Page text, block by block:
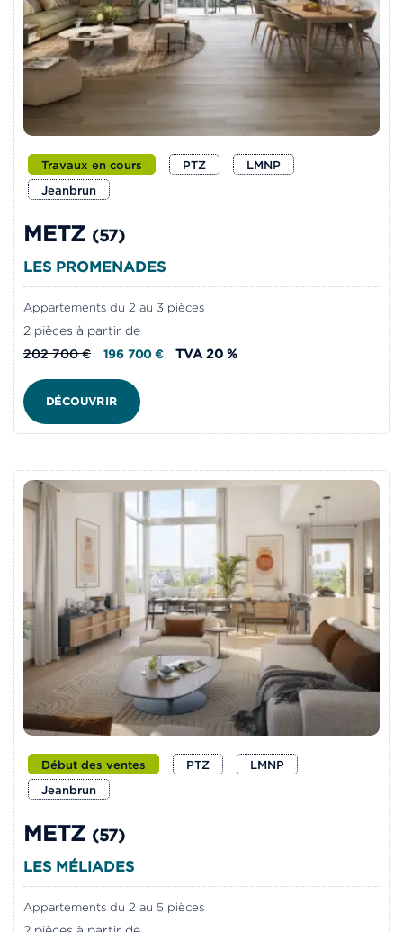
Travaux en cours PTZ
LMNP
Jeanbrun
METZ (57)
LES PROMENADES
Appartements du 2 au 3 pièces
2 pièces à partir de
202 700 €
196 700 € TVA 20 %
DÉCOUVRIR
Début des ventes PTZ
LMNP
Jeanbrun
METZ (57)
LES MÉLIADES
Appartements du 2 au 5 pièces